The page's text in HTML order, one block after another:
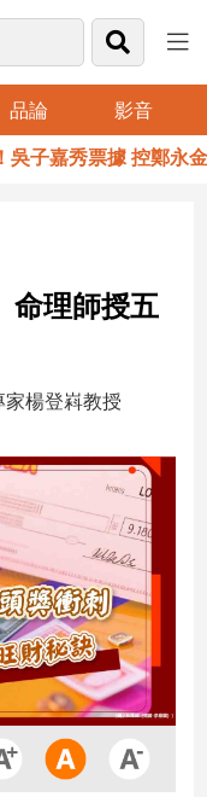
品論 影音
子嘉秀票據 控鄭永金
理師授五
家楊登嵙教授